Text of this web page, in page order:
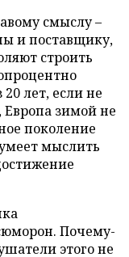
смыслу –
и поставщику,
строить
лет, если не
зимой не
поколение
мыслить
Почему-
этого не